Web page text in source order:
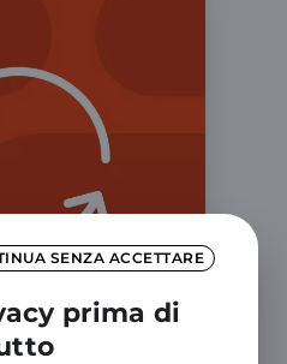
SENZA ACCETTARE
prima di